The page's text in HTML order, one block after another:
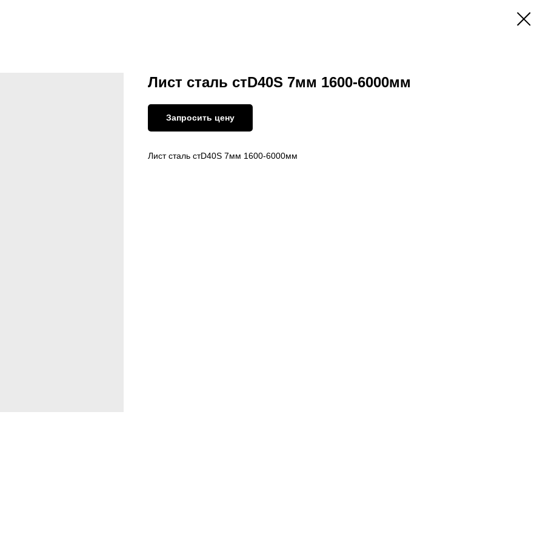
Лист сталь стD40S 7мм 1600-6000мм
Запросить цену
Лист сталь стD40S 7мм 1600-6000мм